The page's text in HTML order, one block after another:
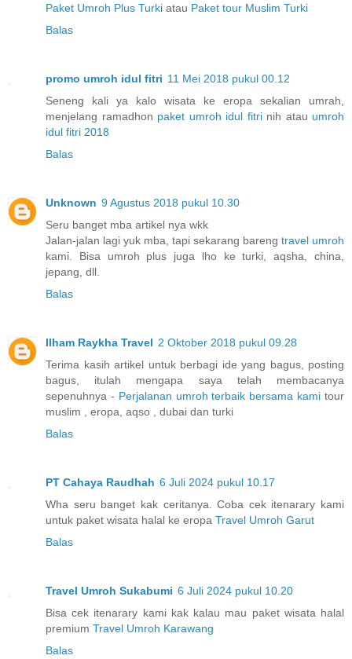
Paket Umroh Plus Turki atau Paket tour Muslim Turki
Balas
promo umroh idul fitri 11 Mei 2018 pukul 00.12
Seneng kali ya kalo wisata ke eropa sekalian umrah,
menjelang ramadhon paket umroh idul fitrinih atau umroh
idul fitri 2018
Balas
Unknown 9 Agustus 2018 pukul 10.30
Seru banget mba artikel nya wkk
Jalan-jalan lagi yuk mba, tapi sekarang bareng travel umroh
kami. Bisa umroh plus juga lho ke turki, aqsha, china,
jepang, dll.
Balas
Ilham Raykha Travel 2 Oktober 2018 pukul 09.28
Terima kasih artikel untuk berbagi ide yang bagus, posting
bagus, itulah mengapa saya telah membacanya
sepenuhnya - Perjalanan umroh terbaik bersama kami tour
muslim , eropa, aqso , dubai dan turki
Balas
PT Cahaya Raudhah 6 Juli 2024 pukul 10.17
Wha seru banget kak ceritanya. Coba cek itenarary kami
untuk paket wisata halal ke eropa Travel Umroh Garut
Balas
Travel Umroh Sukabumi 6 Juli 2024 pukul 10.20
Bisa cek itenarary kami kak kalau mau paket wisata halal
premium Travel Umroh Karawang
Balas